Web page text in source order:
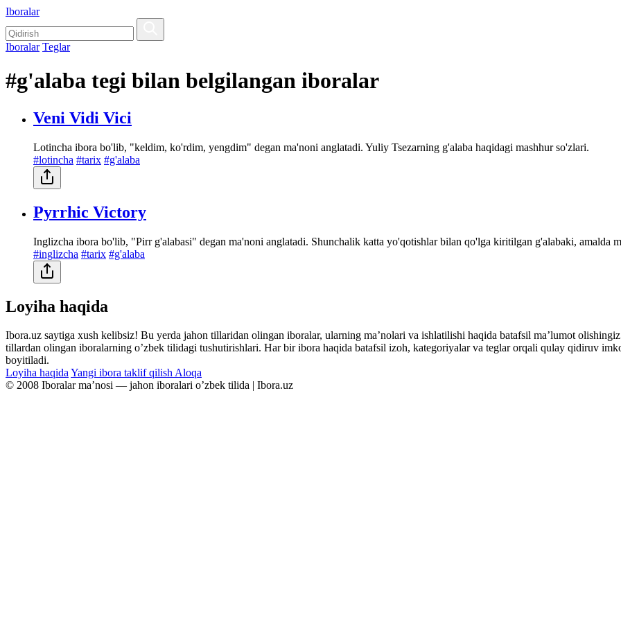
Iboralar
Iboralar Teglar
#g'alaba tegi bilan belgilangan iboralar
Veni Vidi Vici
Lotincha ibora bo'lib, "keldim, ko'rdim, yengdim" degan ma'noni anglatadi. Yuliy Tsezarning g'alaba haqidagi mashhur so'zlari.
#lotincha #tarix #g'alaba
Pyrrhic Victory
Inglizcha ibora bo'lib, "Pirr g'alabasi" degan ma'noni anglatadi. Shunchalik katta yo'qotishlar bilan qo'lga kiritilgan g'alabaki, amalda
#inglizcha #tarix #g'alaba
Loyiha haqida
Ibora.uz saytiga xush kelibsiz! Bu yerda jahon tillaridan olingan iboralar, ularning maʼnolari va ishlatilishi haqida batafsil maʼlumot
tillardan olingan iboralarning oʼzbek tilidagi tushutirishlari. Har bir ibora haqida batafsil izoh, kategoriyalar va teglar orqali qulay qidiruv
boyitiladi.
Loyiha haqidaYangi ibora taklif qilishAloqa
© 2008 Iboralar maʼnosi — jahon iboralari oʼzbek tilida | Ibora.uz